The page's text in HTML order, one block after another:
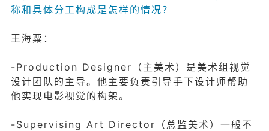
称和具体分工构成是怎样的情况？
王海粟：
-Production Designer（主美术）是美术组视觉
设计团队的主导。他主要负责引导手下设计师帮助
他实现电影视觉的构架。
-Supervising Art Director（总监美术）一般不